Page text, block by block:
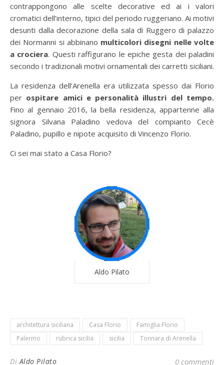
contrappongono alle scelte decorative ed ai i valori
cromatici dell’interno, tipici del periodo ruggeriano. Ai motivi
desunti dalla decorazione della sala di Ruggero di palazzo
dei Normanni si abbinano multicolori disegni nelle volte
a crociera. Questi raffigurano le epiche gesta dei paladini
secondo i tradizionali motivi ornamentali dei carretti siciliani.
La residenza dell’Arenella era utilizzata spesso dai Florio
per ospitare amici e personalità illustri del tempo.
Fino al gennaio 2016, la bella residenza, appartenne alla
signora Silvana Paladino vedova del compianto Cecè
Paladino, pupillo e nipote acquisito di Vincenzo Florio.
Ci sei mai stato a Casa Florio?
Aldo Pilato
architettura siciliana Casa Florio
Famiglia Florio
Palermo
rubrica sicilia sicilia Tonnara di Arenella
DiAldo Pilato 0 commenti